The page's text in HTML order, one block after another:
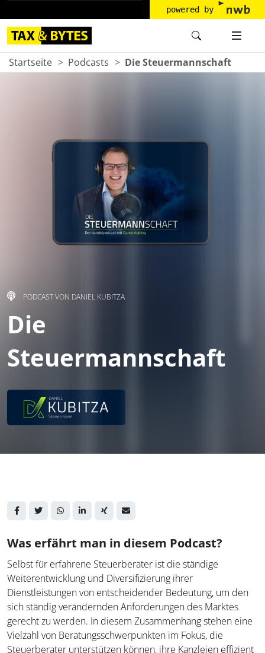
powered by
Startseite Podcasts Die Steuermannschaft
PODCAST VON DANIEL KUBITZA
Die
Steuermannschaft
Was erfährt man in diesem Podcast?
Selbst für erfahrene Steuerberater ist die ständige
Weiterentwicklung und Diversifizierung ihrer
Dienstleistungen von entscheidender Bedeutung, um den
sich ständig verändernden Anforderungen des Marktes
gerecht zu werden. In diesem Zusammenhang stehen eine
Vielzahl von Beratungsschwerpunkten im Fokus, die
Steuerberater unterstützen können, ihre Kanzleien effizient